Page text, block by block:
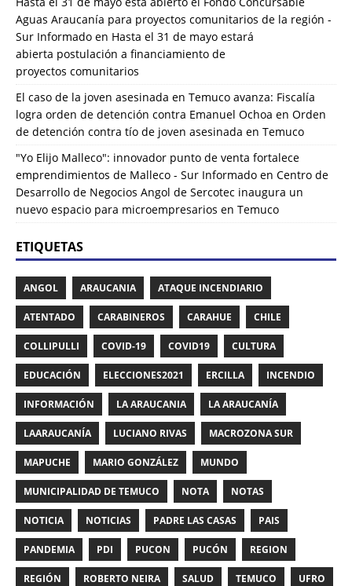
Aguas Araucanía para proyectos comunitarios de la región -
Sur Informado en Hasta el 31 de mayo estará
abierta postulación a financiamiento de
proyectos comunitarios
El caso de la joven asesinada en Temuco avanza: Fiscalía
logra orden de detención contra Emanuel Ochoa en Orden
de detención contra tío de joven asesinada en Temuco
"Yo Elijo Malleco": innovador punto de venta fortalece
emprendimientos de Malleco - Sur Informado en Centro de
Desarrollo de Negocios Angol de Sercotec inaugura un
nuevo espacio para microempresarios en Temuco
ETIQUETAS
ANGOL ARAUCANIA ATAQUE INCENDIARIO
ATENTADO CARABINEROS CARAHUE CHILE
COLLIPULLI COVID-19 COVID19 CULTURA
EDUCACIÓN ELECCIONES2021 ERCILLA INCENDIO
INFORMACIÓN LA ARAUCANIA LA ARAUCANÍA
LAARAUCANÍA LUCIANO RIVAS MACROZONA SUR
MAPUCHE MARIO GONZÁLEZ MUNDO
MUNICIPALIDAD DE TEMUCO NOTA NOTAS
NOTICIA NOTICIAS PADRE LAS CASAS PAIS
PANDEMIA PDI PUCON PUCÓN REGION
REGIÓN ROBERTO NEIRA SALUD TEMUCO UFRO